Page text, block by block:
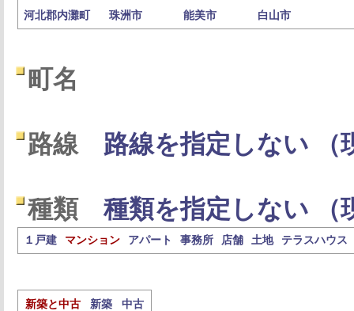
河北郡内灘町
珠洲市 能美市 白山市
町名
路線 路線を指定しない （
種類 種類を指定しない （
１戸建 マンション アパート 事務所 店舗 土地 テラスハウス
新築と中古 新築 中古